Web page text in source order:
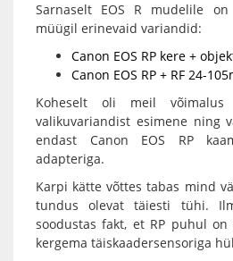
Sarnaselt EOS R mudelile
müügil erinevaid variandid:
Canon EOS RP kere +
Canon EOS RP + RF 24-
Koheselt oli meil
valikuvariandist esimene ning
endast Canon EOS RP
adapteriga.
Karpi kätte võttes tabas mind
tundus olevat täiesti tühi.
soodustas fakt, et RP puhul
kergema täiskaadersensoriga